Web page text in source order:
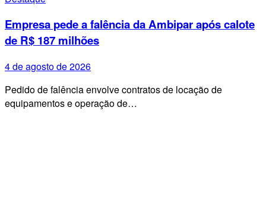
Empresa pede a falência da Ambipar após calote
de R$ 187 milhões
4 de agosto de 2026
Pedido de falência envolve contratos de locação de
equipamentos e operação de…